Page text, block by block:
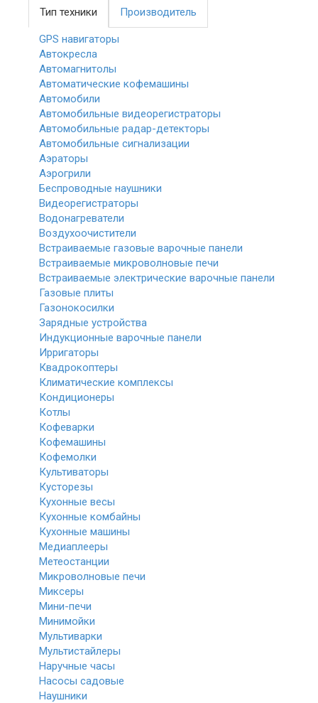
Тип техники Производитель
GPS навигаторы
Автокресла
Автомагнитолы
Автоматические кофемашины
Автомобили
Автомобильные видеорегистраторы
Автомобильные радар-детекторы
Автомобильные сигнализации
Аэраторы
Аэрогрили
Беспроводные наушники
Видеорегистраторы
Водонагреватели
Воздухоочистители
Встраиваемые газовые варочные панели
Встраиваемые микроволновые печи
Встраиваемые электрические варочные панели
Газовые плиты
Газонокосилки
Зарядные устройства
Индукционные варочные панели
Ирригаторы
Квадрокоптеры
Климатические комплексы
Кондиционеры
Котлы
Кофеварки
Кофемашины
Кофемолки
Культиваторы
Кусторезы
Кухонные весы
Кухонные комбайны
Кухонные машины
Медиаплееры
Метеостанции
Микроволновые печи
Миксеры
Мини-печи
Минимойки
Мультиварки
Мультистайлеры
Наручные часы
Насосы садовые
Наушники